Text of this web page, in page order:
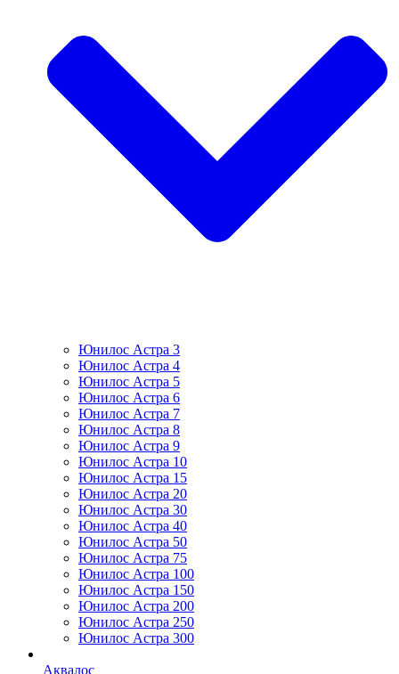
Юнилос Астра 3
Юнилос Астра 4
Юнилос Астра 5
Юнилос Астра 6
Юнилос Астра 7
Юнилос Астра 8
Юнилос Астра 9
Юнилос Астра 10
Юнилос Астра 15
Юнилос Астра 20
Юнилос Астра 30
Юнилос Астра 40
Юнилос Астра 50
Юнилос Астра 75
Юнилос Астра 100
Юнилос Астра 150
Юнилос Астра 200
Юнилос Астра 250
Юнилос Астра 300
Аквалос